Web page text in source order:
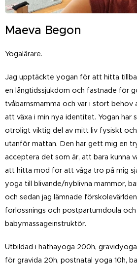
Maeva Begon
Yogalärare.
Jag upptäckte yogan för att hitta
en långtidssjukdom och fastnade för
tvåbarnsmamma och var i stort
att växa i min nya identitet. Yogan har
otroligt viktig del av mitt liv fysiskt
utanför mattan. Den har gett mig en
acceptera det som är, att bara kunna
att hitta mod för att våga tro på mig
yoga till blivande/nyblivna mammor,
och sedan jag lämnade
förlossnings och postpartumdoula och
babymassageinstruktör.
Utbildad i hathayoga 200h,
för gravida 20h, postnatal yoga 10h,